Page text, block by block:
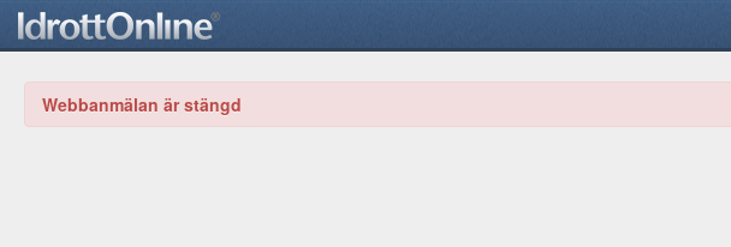
Webbanmälan är stängd